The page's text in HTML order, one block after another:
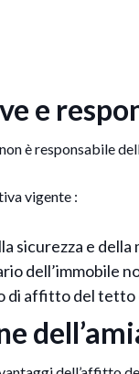
e
è responsabile
vigente :
sicurezza e
dell’immobile
di affitto del tetto